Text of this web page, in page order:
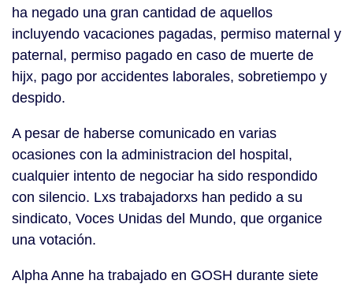
ha negado una gran cantidad de aquellos
incluyendo vacaciones pagadas, permiso maternal y
paternal, permiso pagado en caso de muerte de
hijx, pago por accidentes laborales, sobretiempo y
despido.
A pesar de haberse comunicado en varias
ocasiones con la administracion del hospital,
cualquier intento de negociar ha sido respondido
con silencio. Lxs trabajadorxs han pedido a su
sindicato, Voces Unidas del Mundo, que organice
una votación.
Alpha Anne ha trabajado en GOSH durante siete